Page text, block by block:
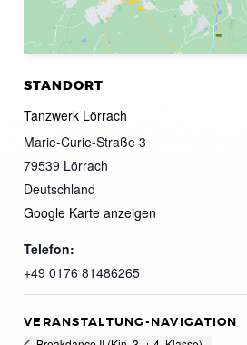
STANDORT
Tanzwerk Lörrach
Marie-Curie-Straße 3
79539 Lörrach
Deutschland
Google Karte anzeigen
Telefon:
+49 0176 81486265
VERANSTALTUNG-NAVIGATION